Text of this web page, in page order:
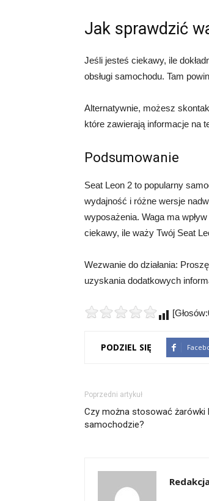
Jak sprawdzić
Jeśli jesteś ciekawy, ile
obsługi samochodu. Tam
Alternatywnie, możesz
które zawierają informacje na
Podsumowanie
Seat Leon 2 to popularny
wydajność i różne wersje
wyposażenia. Waga ma
ciekawy, ile waży Twój Seat
Wezwanie do działania:
uzyskania dodatkowych
PODZIEL SIĘ
Poprzedni artykuł
Czy można stosować żarówki
samochodzie?